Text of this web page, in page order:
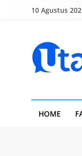
10 Agustus
HOME